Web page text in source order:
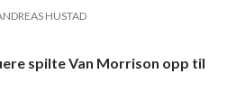
HUSTAD
spilte Van Morrison opp til